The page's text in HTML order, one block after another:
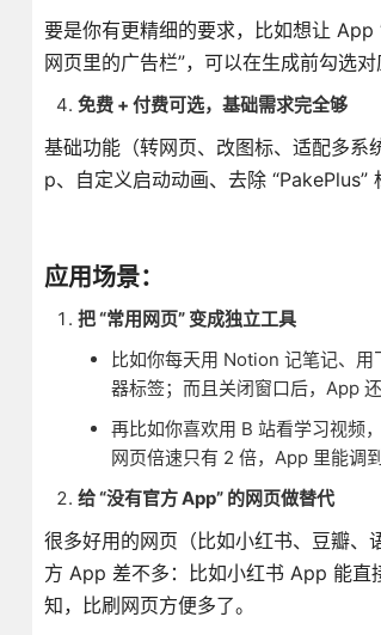
要是你有更精细的要求，比如想让 App
网页里的广告栏”，可以在生成前勾选
免费 + 付费可选，基础需求完全够
基础功能（转网页、改图标、适配多
p、自定义启动动画、去除 “PakePlus”
应用场景：
把 “常用网页” 变成独立工具
比如你每天用 Notion 记笔记、
器标签；而且关闭窗口后，App
再比如你喜欢用 B 站看学习视频
网页倍速只有 2 倍，App 里能调
给 “没有官方 App” 的网页做替代
很多好用的网页（比如小红书、豆瓣
方 App 差不多：比如小红书 App 能直
知，比刷网页方便多了。